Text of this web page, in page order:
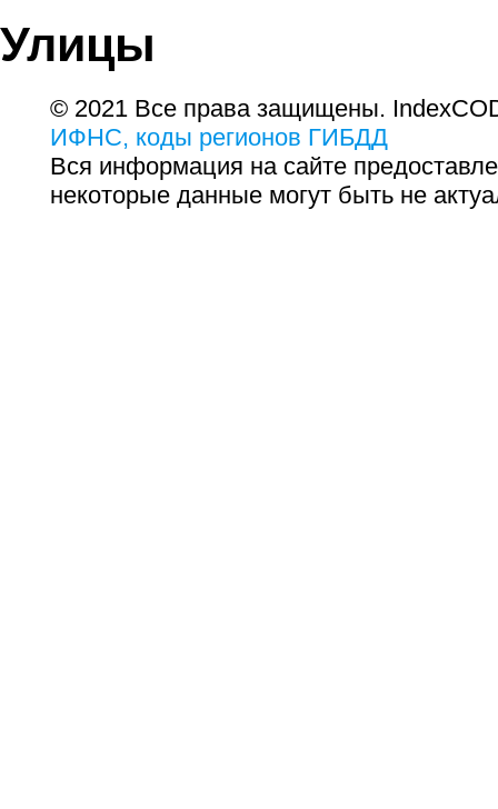
Улицы
© 2021 Все права защищены.
ИФНС, коды регионов ГИБДД
Вся информация на сайте
некоторые данные могут быть не